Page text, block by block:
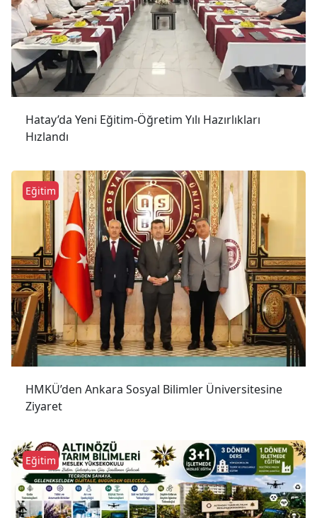
Hatay’da Yeni Eğitim-Öğretim Yılı Hazırlıkları
Hızlandı
HMKÜ’den Ankara Sosyal Bilimler Üniversitesine
Ziyaret
Eğitim
Eğitim